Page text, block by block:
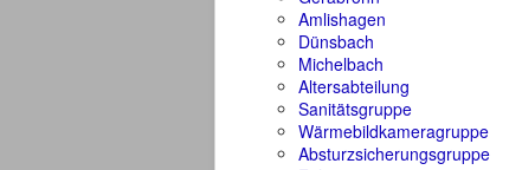
Amlishagen
Dünsbach
Michelbach
Altersabteilung
Sanitätsgruppe
Wärmebildkameragruppe
Absturzsicherungsgruppe